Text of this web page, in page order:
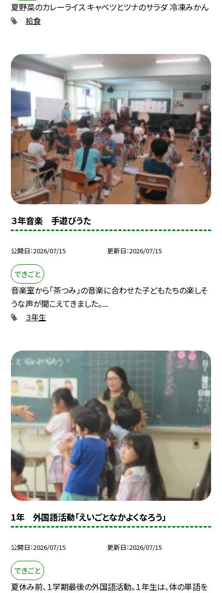
夏野菜のカレーライス キャベツとツナのサラダ 冷凍みかん
給食
３年音楽 手遊びうた
公開日 2026/07/15 更新日 2026/07/15
できごと
音楽室から「茶つみ」の音楽に合わせた子どもたちの楽しそ
うな声が聞こえてきました。...
３年生
1年 外国語活動「えいごとなかよくなろう」
公開日 2026/07/15 更新日 2026/07/15
できごと
夏休み前、１学期最後の外国語活動。１年生は、体の単語を